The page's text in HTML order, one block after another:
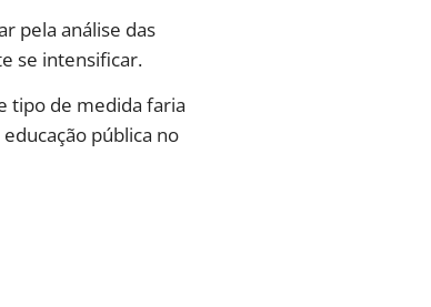
pela análise das
se intensificar.
tipo de medida faria
pública no